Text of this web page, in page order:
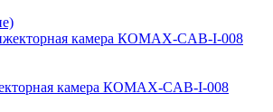
камера КОМАХ-CAB-I-008